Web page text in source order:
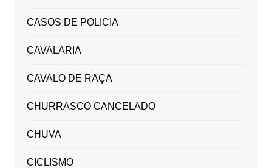
CASOS DE POLICIA
CAVALARIA
CAVALO DE RAÇA
CHURRASCO CANCELADO
CHUVA
CICLISMO